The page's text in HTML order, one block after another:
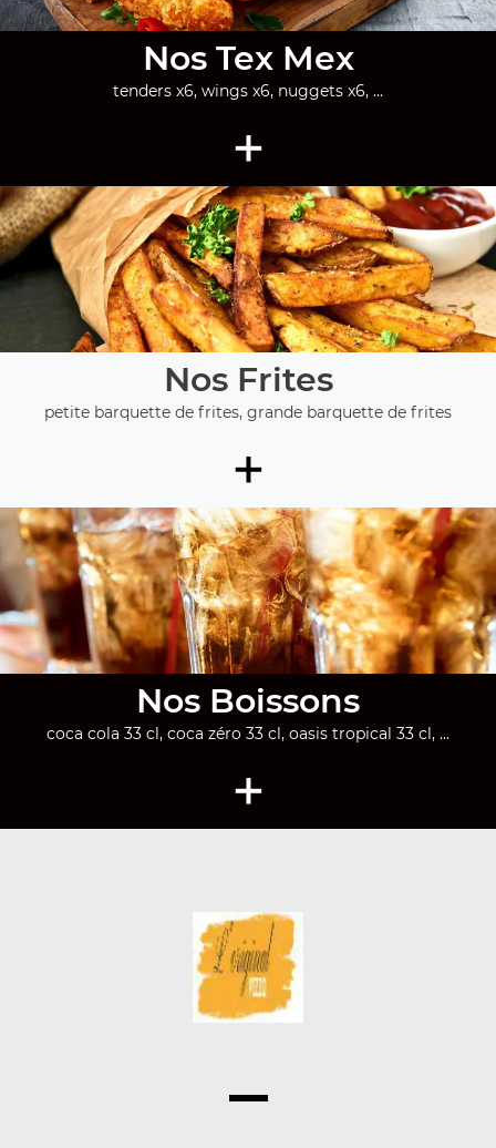
Nos Tex Mex
tenders x6, wings x6, nuggets x6, ...
+
Nos Frites
petite barquette de frites, grande barquette de frites
+
Nos Boissons
coca cola 33 cl, coca zéro 33 cl, oasis tropical 33 cl, ...
+